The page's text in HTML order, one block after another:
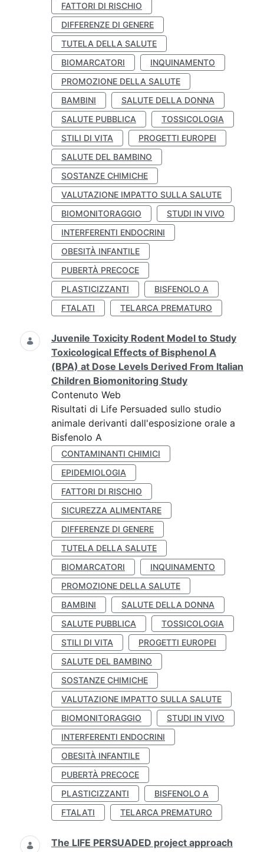
FATTORI DI RISCHIO
DIFFERENZE DI GENERE
TUTELA DELLA SALUTE
BIOMARCATORI
INQUINAMENTO
PROMOZIONE DELLA SALUTE
BAMBINI
SALUTE DELLA DONNA
SALUTE PUBBLICA
TOSSICOLOGIA
STILI DI VITA
PROGETTI EUROPEI
SALUTE DEL BAMBINO
SOSTANZE CHIMICHE
VALUTAZIONE IMPATTO SULLA SALUTE
BIOMONITORAGGIO
STUDI IN VIVO
INTERFERENTI ENDOCRINI
OBESITÀ INFANTILE
PUBERTÀ PRECOCE
PLASTICIZZANTI
BISFENOLO A
FTALATI
TELARCA PREMATURO
Juvenile Toxicity Rodent Model to Study
Toxicological Effects of Bisphenol A
(BPA) at Dose Levels Derived From Italian
Children Biomonitoring Study
Contenuto Web
Risultati di Life Persuaded sullo studio
animale derivanti dall'esposizione orale a
Bisfenolo A
CONTAMINANTI CHIMICI
EPIDEMIOLOGIA
FATTORI DI RISCHIO
SICUREZZA ALIMENTARE
DIFFERENZE DI GENERE
TUTELA DELLA SALUTE
BIOMARCATORI
INQUINAMENTO
PROMOZIONE DELLA SALUTE
BAMBINI
SALUTE DELLA DONNA
SALUTE PUBBLICA
TOSSICOLOGIA
STILI DI VITA
PROGETTI EUROPEI
SALUTE DEL BAMBINO
SOSTANZE CHIMICHE
VALUTAZIONE IMPATTO SULLA SALUTE
BIOMONITORAGGIO
STUDI IN VIVO
INTERFERENTI ENDOCRINI
OBESITÀ INFANTILE
PUBERTÀ PRECOCE
PLASTICIZZANTI
BISFENOLO A
FTALATI
TELARCA PREMATURO
The LIFE PERSUADED project approach